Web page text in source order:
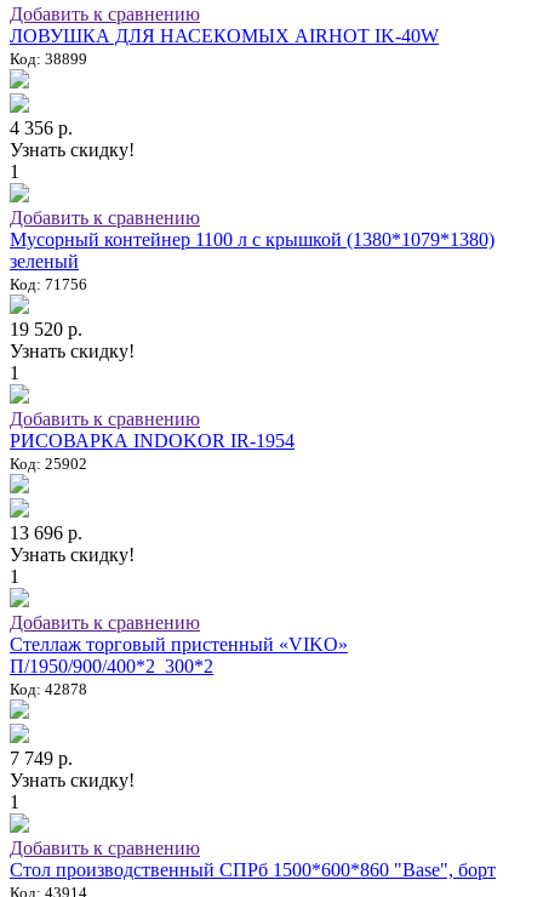
Добавить к сравнению
ЛОВУШКА ДЛЯ НАСЕКОМЫХ AIRHOT IK-40W
Код: 38899
4 356 р.
Узнать скидку!
1
Добавить к сравнению
Мусорный контейнер 1100 л с крышкой (1380*1079*1380)
зеленый
Код: 71756
19 520 р.
Узнать скидку!
1
Добавить к сравнению
РИСОВАРКА INDOKOR IR-1954
Код: 25902
13 696 р.
Узнать скидку!
1
Добавить к сравнению
Стеллаж торговый пристенный «VIKO»
П/1950/900/400*2_300*2
Код: 42878
7 749 р.
Узнать скидку!
1
Добавить к сравнению
Стол производственный СПРб 1500*600*860 "Base", борт
Код: 43914